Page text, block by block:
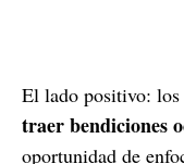
El lado positivo:
traer bendiciones
oportunidad de